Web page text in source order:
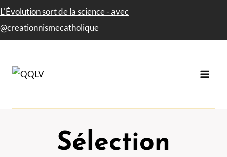
Aller
au
contenu
L'Évolution sort de la science - avec​
@creationnismecatholique
Sélection